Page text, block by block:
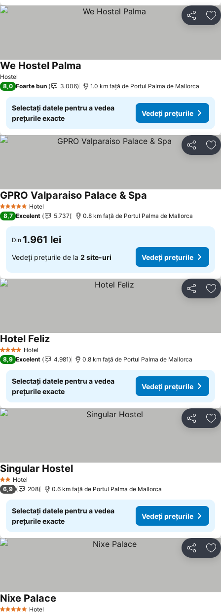
Distribuiți
Hostel
We Hostel Palma
8,0 Foarte bun 3.006 1.0 km faţă de Portul Palma de Mallorca
Selectați datele pentru a vedea
prețurile exacte
Vedeți prețurile
Distribuiți
5 Stele Hotel
GPRO Valparaiso Palace & Spa
8,7 Excelent 5.737 0.8 km faţă de Portul Palma de Mallorca
Din 1.961 lei
Vedeți prețurile de la 2 site-uri Vedeți prețurile
Distribuiți
4 Stele Hotel
Hotel FelizVedeți prețurile
8,9 Excelent 4.981 0.8 km faţă de Portul Palma de Mallorca
Selectați datele pentru a vedea
prețurile exacte
Vedeți prețurile
Distribuiți
2 SteleHotel
Singular HostelVedeți prețurile
6,9 208 0.6 km faţă de Portul Palma de Mallorca
Selectați datele pentru a vedea
prețurile exacte
Vedeți prețurile
Distribuiți
Hotel
Nixe Palace